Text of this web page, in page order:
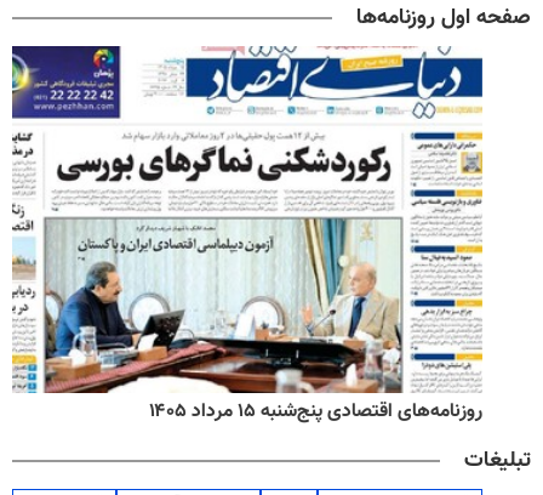
صفحه اول روزنامه‌ها
روزنامه‌های اقتصادی پنج‌شنبه ۱۵ مرداد ۱۴۰۵
تبلیغات